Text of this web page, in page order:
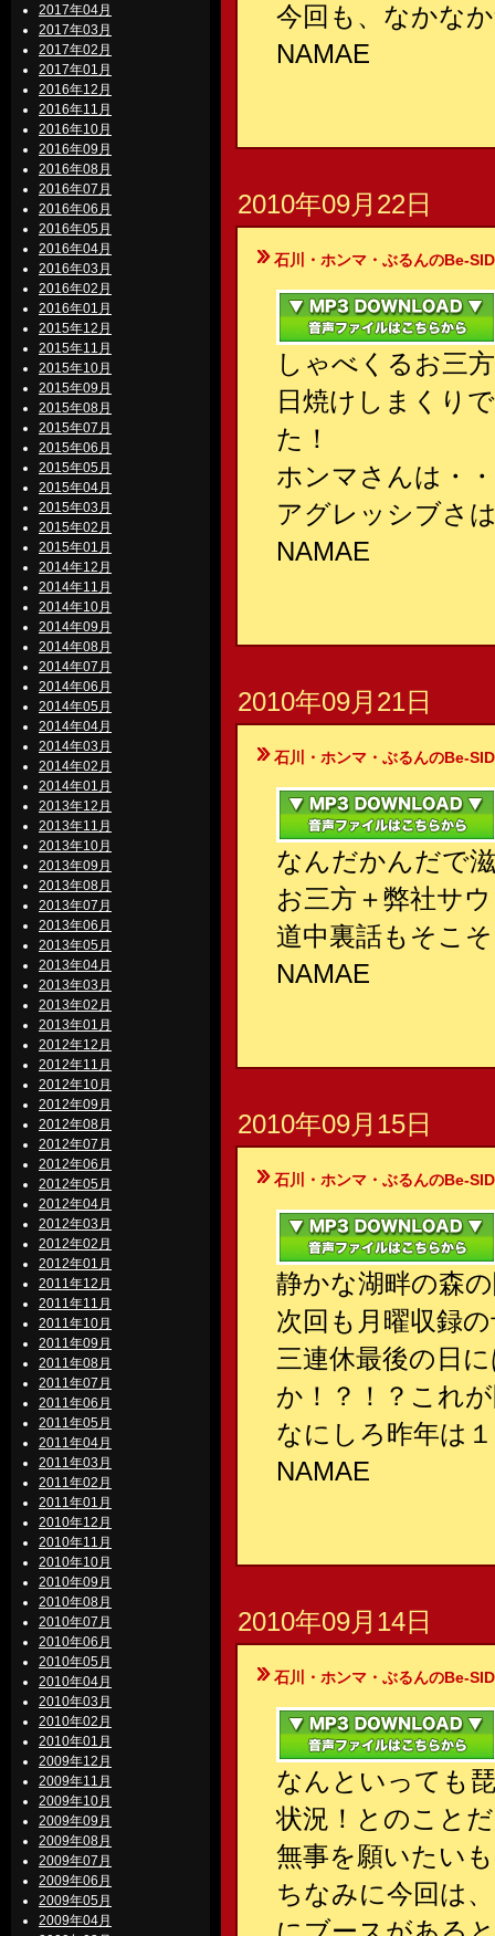
2017年04月
2017年03月
2017年02月
2017年01月
2016年12月
2016年11月
2016年10月
2016年09月
2016年08月
2016年07月
2016年06月
2016年05月
2016年04月
2016年03月
2016年02月
2016年01月
2015年12月
2015年11月
2015年10月
2015年09月
2015年08月
2015年07月
2015年06月
2015年05月
2015年04月
2015年03月
2015年02月
2015年01月
2014年12月
2014年11月
2014年10月
2014年09月
2014年08月
2014年07月
2014年06月
2014年05月
2014年04月
2014年03月
2014年02月
2014年01月
2013年12月
2013年11月
2013年10月
2013年09月
2013年08月
2013年07月
2013年06月
2013年05月
2013年04月
2013年03月
2013年02月
2013年01月
2012年12月
2012年11月
2012年10月
2012年09月
2012年08月
2012年07月
2012年06月
2012年05月
2012年04月
2012年03月
2012年02月
2012年01月
2011年12月
2011年11月
2011年10月
2011年09月
2011年08月
2011年07月
2011年06月
2011年05月
2011年04月
2011年03月
2011年02月
2011年01月
2010年12月
2010年11月
2010年10月
2010年09月
2010年08月
2010年07月
2010年06月
2010年05月
2010年04月
2010年03月
2010年02月
2010年01月
2009年12月
2009年11月
2009年10月
2009年09月
2009年08月
2009年07月
2009年06月
2009年05月
2009年04月
今回も、なかな
NAMAE
2010年09月22日
石川・ホンマ・ぶるんのBe-
しゃべくるお三
日焼けしまくり
た！
ホンマさんは・
アグレッシブさ
NAMAE
2010年09月21日
石川・ホンマ・ぶるんのBe-
なんだかんだで
お三方＋弊社サ
道中裏話もそこ
NAMAE
2010年09月15日
石川・ホンマ・ぶるんのBe-
静かな湖畔の森
次回も月曜収録
三連休最後の日
か！？！？これ
なにしろ昨年は
NAMAE
2010年09月14日
石川・ホンマ・ぶるんのBe-
なんといっても
状況！とのこと
無事を願いたい
ちなみに今回は